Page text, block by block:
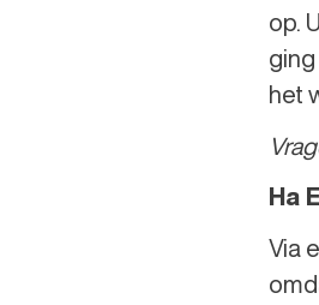
op.
het
Ha
Via